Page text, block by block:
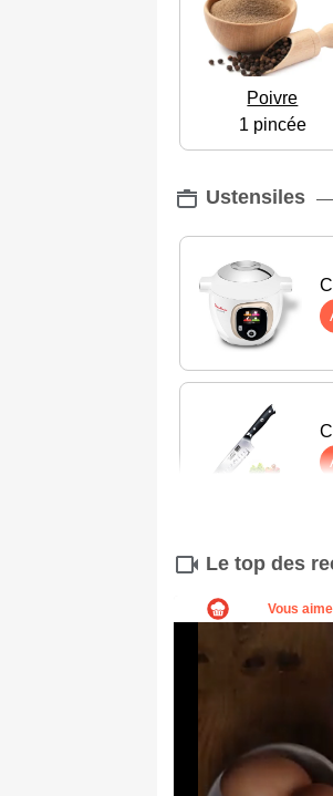
Poivre
1 pincée
Ustensiles
Le top des